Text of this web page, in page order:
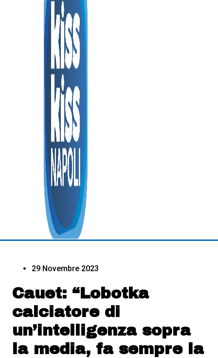
29 Novembre 2023
Cauet: “Lobotka
calciatore di
un’intelligenza sopra
la media, fa sempre la